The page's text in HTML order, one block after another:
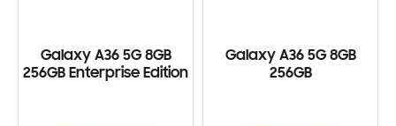
Galaxy A36 5G 8GB
256GB Enterprise Edition
Galaxy A36 5G 8GB
256GB